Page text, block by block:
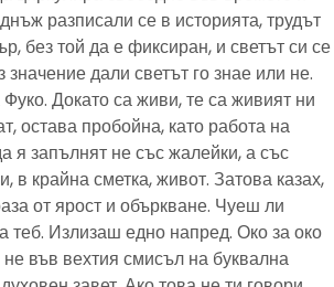
разписали се в историята, трудът
без той да е фиксиран, и светът си се
значение дали светът го знае или не.
Докато са живи, те са живият ни
остава пробойна, като работа на
я запълнят не със жалейки, а със
в крайна сметка, живот. Затова казах,
от ярост и объркване. Чуеш ли
теб. Излизаш едно напред. Око за око
във вехтия смисъл на буквална